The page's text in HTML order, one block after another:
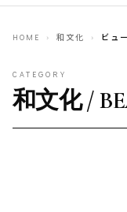
HOME › 和文化 › ビュ
CATEGORY
和文化 /